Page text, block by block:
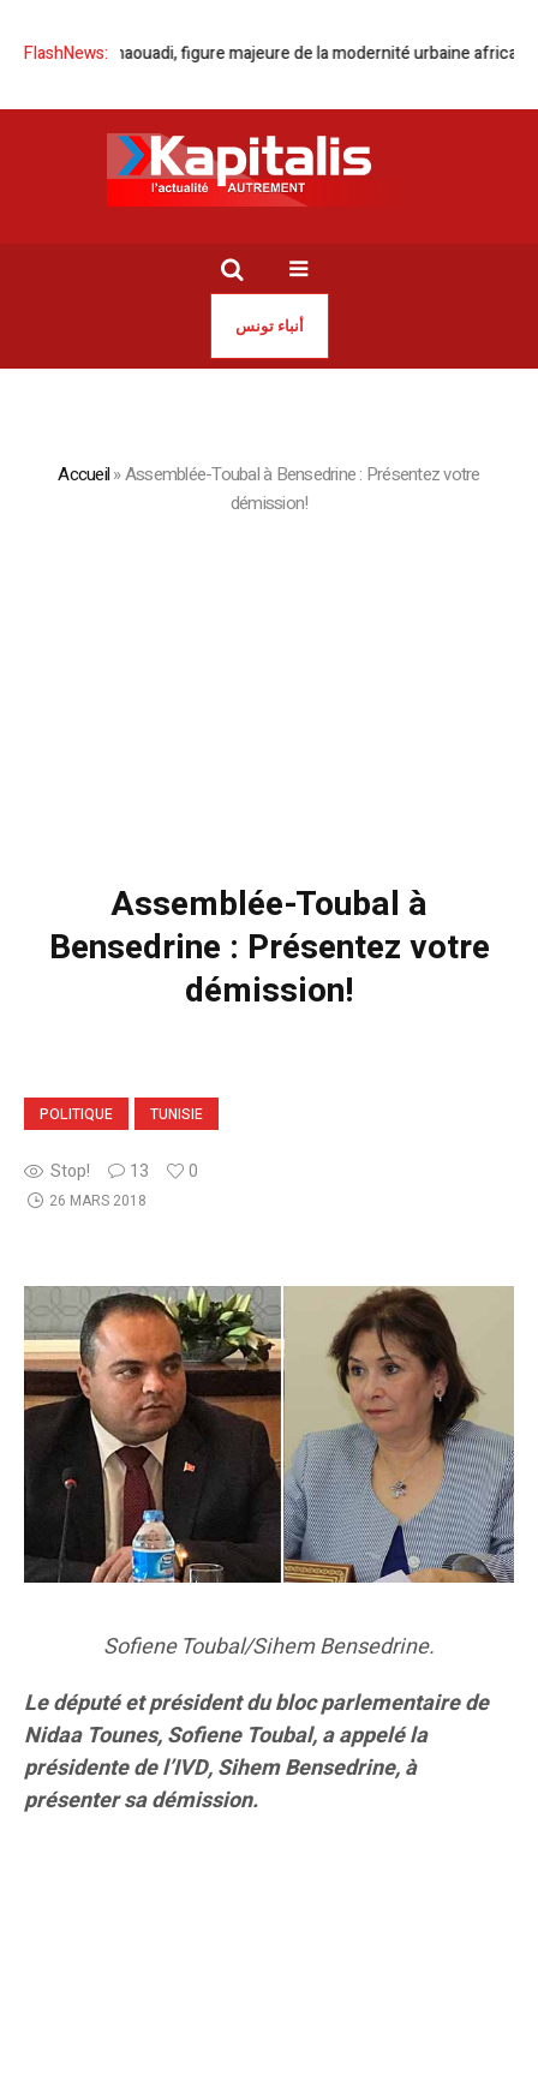
FlashNews:Dhaouadi, figure majeure de la modernité urbaine africaine
أنباء تونس
Accueil»Assemblée-Toubal à Bensedrine : Présentez votre
démission!
Assemblée-Toubal à
Bensedrine : Présentez votre
démission!
POLITIQUE TUNISIE
Stop! 13 0
26 MARS 2018
Sofiene Toubal/Sihem Bensedrine.
Le député et président du bloc parlementaire de
Nidaa Tounes, Sofiene Toubal, a appelé la
présidente de l’IVD, Sihem Bensedrine, à
présenter sa démission.